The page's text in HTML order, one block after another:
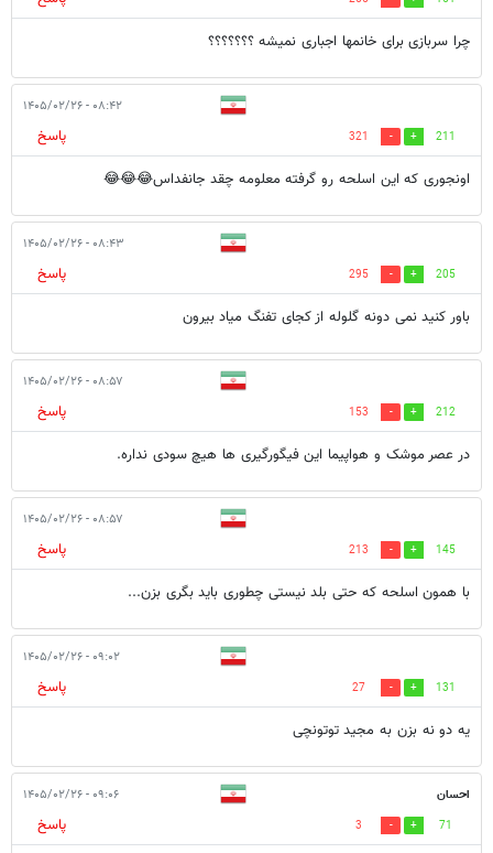
چرا سربازی برای خانمها اجباری نمیشه ؟؟؟؟؟؟؟
۰۸:۴۲ - ۱۴۰۵/۰۲/۲۶
211
321
پاسخ
اونجوری که این اسلحه رو گرفته معلومه چقد جانفداس😂😂😂
۰۸:۴۳ - ۱۴۰۵/۰۲/۲۶
205
295
پاسخ
باور کنید نمی دونه گلوله از کجای تفنگ میاد بیرون
۰۸:۵۷ - ۱۴۰۵/۰۲/۲۶
212
153
پاسخ
در عصر موشک و هواپیما این فیگورگیری ها هیچ سودی نداره.
۰۸:۵۷ - ۱۴۰۵/۰۲/۲۶
145
213
پاسخ
با همون اسلحه که حتی بلد نیستی چطوری باید بگری بزن...
۰۹:۰۲ - ۱۴۰۵/۰۲/۲۶
131
27
پاسخ
یه دو نه بزن به مجید توتونچی
احسان ۰۹:۰۶ - ۱۴۰۵/۰۲/۲۶
71
3
پاسخ